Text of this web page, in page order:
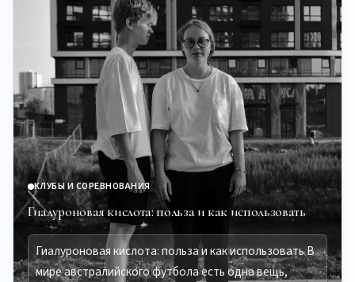
КЛУБЫ И СОРЕВНОВАНИЯ
Гиалуроновая кислота: польза и как использовать
Гиалуроновая кислота: польза и как использовать В
мире австралийского футбола есть одна вещь,